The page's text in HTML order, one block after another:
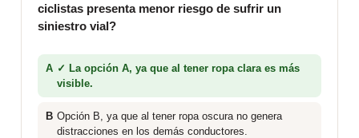
ciclistas presenta menor riesgo de sufrir un
siniestro vial?
A ✓ La opción A, ya que al tener ropa clara es más
visible.
B Opción B, ya que al tener ropa oscura no genera
distracciones en los demás conductores.